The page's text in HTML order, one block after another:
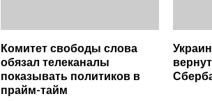
Комитет свободы слова
обязал телеканалы
показывать политиков в
прайм-тайм